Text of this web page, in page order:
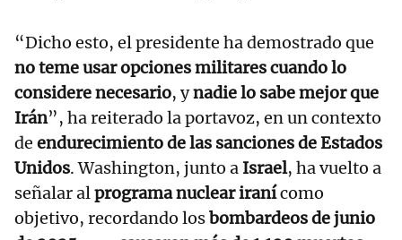
“Dicho esto, el presidente ha demostrado que
no teme usar opciones militares cuando lo
considere necesario, ynadie lo sabe mejor que
Irán”, ha reiterado la portavoz, en un contexto
de endurecimiento de las sanciones de Estados
Unidos. Washington, junto a Israel, ha vuelto a
señalar alprograma nuclear iranícomo
objetivo, recordando losbombardeos de junio